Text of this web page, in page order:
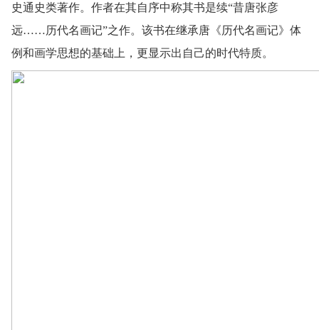
史通史类著作。作者在其自序中称其书是续“昔唐张彦
远……历代名画记”之作。该书在继承唐《历代名画记》体
例和画学思想的基础上，更显示出自己的时代特质。